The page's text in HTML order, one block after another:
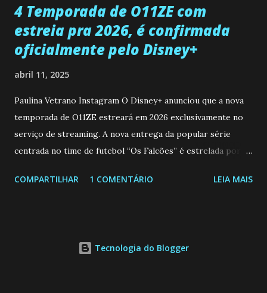
4 Temporada de O11ZE com
estreia pra 2026, é confirmada
oficialmente pelo Disney+
abril 11, 2025
Paulina Vetrano Instagram O Disney+ anunciou que a nova
temporada de O11ZE estreará em 2026 exclusivamente no
serviço de streaming. A nova entrega da popular série
centrada no time de futebol “Os Falcões” é estrelada por
Brum (Dedé), que voltam a interpretar seus personagens
atleta Sergio “Kun” Agüero, além de outras figuras de
COMPARTILHAR 1 COMENTÁRIO LEIA MAIS
Tecnologia do Blogger